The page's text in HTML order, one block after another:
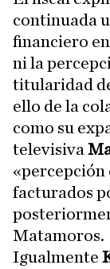
continuada
financiero
ni la
titularidad
ello de la
como su
televisiva
«percepción
facturados
Matamoros.
Igualmente